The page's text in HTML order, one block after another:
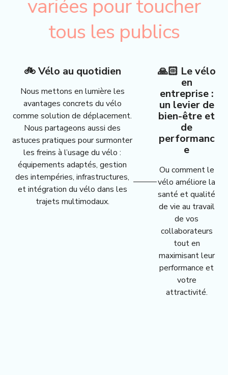
variées pour toucher
tous les publics​
🚲 Vélo au quotidien
Nous mettons en lumière les
avantages concrets du vélo
comme solution de déplacement.
Nous partageons aussi des
astuces pratiques pour surmonter
les freins à l’usage du vélo :
équipements adaptés, gestion
des intempéries, infrastructures,
et intégration du vélo dans les
trajets multimodaux.
🙏🏻 Le vélo
en
entreprise :
un levier de
bien-être et
de
performanc
e
Ou comment le
vélo améliore la
santé et qualité
de vie au travail
de vos
collaborateurs
tout en
maximisant leur
performance et
votre
attractivité.